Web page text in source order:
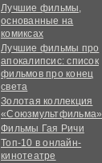
Лучшие фильмы,
основанные на
комиксах
Лучшие фильмы про
апокалипсис: список
фильмов про конец
света
Золотая коллекция
«Союзмультфильма»
Фильмы Гая Ричи
Топ-10 в онлайн-
кинотеатре